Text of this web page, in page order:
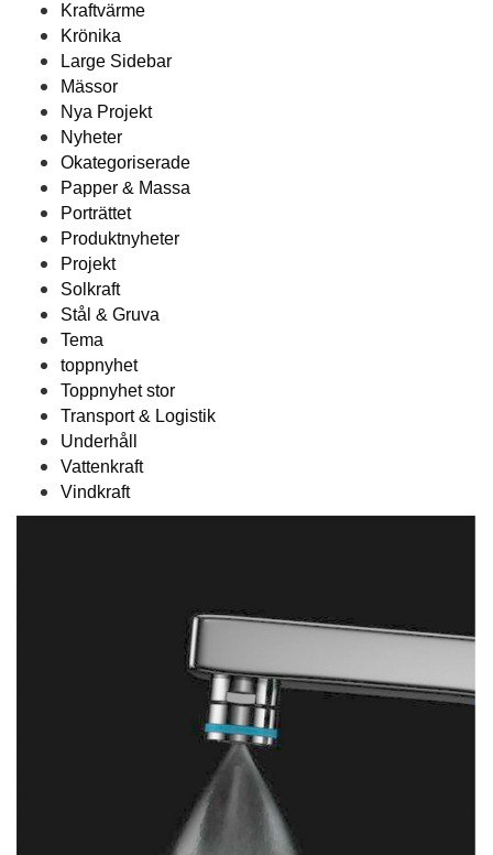
Kraftvärme
Krönika
Large Sidebar
Mässor
Nya Projekt
Nyheter
Okategoriserade
Papper & Massa
Porträttet
Produktnyheter
Projekt
Solkraft
Stål & Gruva
Tema
toppnyhet
Toppnyhet stor
Transport & Logistik
Underhåll
Vattenkraft
Vindkraft